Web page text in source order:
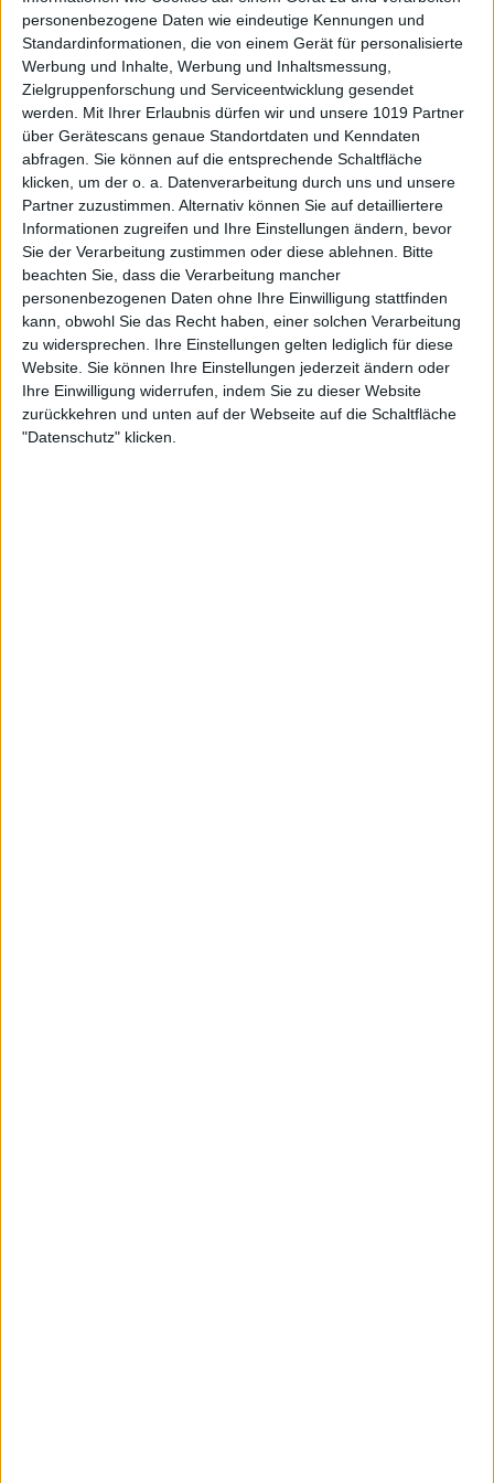
personenbezogene Daten wie eindeutige Kennungen und
Standardinformationen, die von einem Gerät für personalisierte
Werbung und Inhalte, Werbung und Inhaltsmessung,
Zielgruppenforschung und Serviceentwicklung gesendet
werden.
Mit Ihrer Erlaubnis dürfen wir und unsere 1019 Partner
über Gerätescans genaue Standortdaten und Kenndaten
abfragen. Sie können auf die entsprechende Schaltfläche
klicken, um der o. a. Datenverarbeitung durch uns und unsere
Partner zuzustimmen. Alternativ können Sie auf detailliertere
Informationen zugreifen und Ihre Einstellungen ändern, bevor
Sie der Verarbeitung zustimmen oder diese ablehnen.
Bitte
beachten Sie, dass die Verarbeitung mancher
personenbezogenen Daten ohne Ihre Einwilligung stattfinden
kann, obwohl Sie das Recht haben, einer solchen Verarbeitung
zu widersprechen. Ihre Einstellungen gelten lediglich für diese
Website. Sie können Ihre Einstellungen jederzeit ändern oder
Ihre Einwilligung widerrufen, indem Sie zu dieser Website
zurückkehren und unten auf der Webseite auf die Schaltfläche
"Datenschutz" klicken.